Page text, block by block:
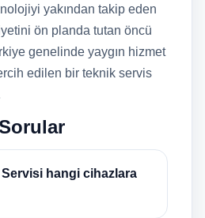
yakından takip eden
ön planda tutan öncü
genelinde yaygın hizmet
edilen bir teknik servis
hangi cihazlara